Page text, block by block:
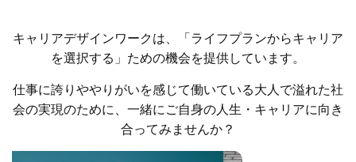
キャリアデザインワークは、「ライフプランからキャリア
を選択する」ための機会を提供しています。
仕事に誇りややりがいを感じて働いている大人で溢れた社
会の実現のために、一緒にご自身の人生・キャリアに向き
合ってみませんか？